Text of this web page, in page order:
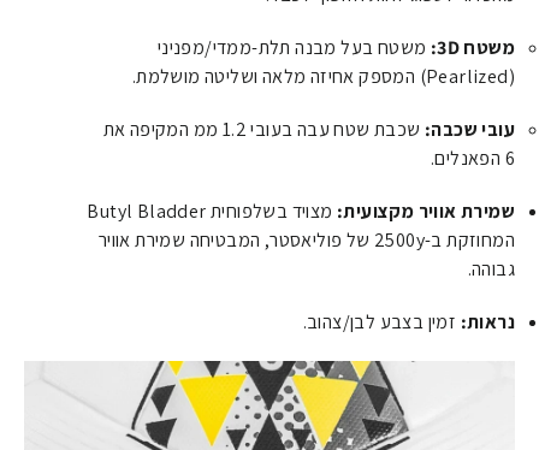
משטח 3D:
משטח בעל מבנה תלת-ממדי/מפניני
(Pearlized) המספק אחיזה מלאה ושליטה מושלמת.
עובי שכבה:
שכבת שטח עבה בעובי 1.2 ממ המקיפה את
6 הפאנלים.
שמירת אוויר מקצועית:
מצויד בשלפוחית Butyl Bladder
המחוזקת ב-2500y של פוליאסטר, המבטיחה שמירת אוויר
גבוהה.
נראות: זמין בצבע לבן/צהוב.